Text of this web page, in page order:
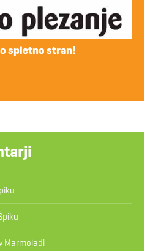
spletno stran!
Marmoladi